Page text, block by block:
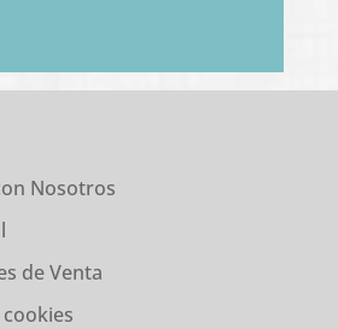
Nosotros
de Venta